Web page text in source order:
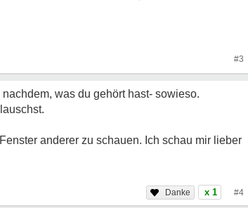
#3
was du gehört hast- sowieso.
anderer zu schauen. Ich schau mir lieber
x 1 #4